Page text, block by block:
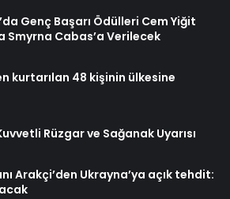
Genç Başarı Ödülleri Cem Yiğit
Smyrna Cabas’a Verilecek
kurtarılan 48 kişinin ülkesine
Rüzgar ve Sağanak Uyarısı
Arakçi’den Ukrayna’ya açık tehdit: